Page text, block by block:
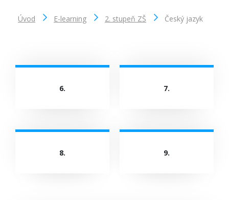
Úvod E-learning 2. stupeň ZŠ Český jazyk
6. 7.
8. 9.